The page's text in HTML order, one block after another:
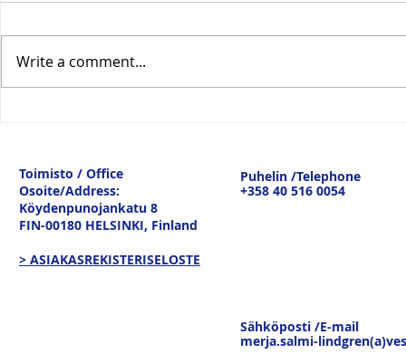
keskustelu
19.3.26
Write a comment...
Toimisto / Office
Osoite/Address:
Köydenpunojankatu 8
FIN-00180 HELSINKI, Finland
> ASIAKASREKISTERISELOSTE
Puhelin /Telephone
+358 40 516 0054
Sähköposti /E-mail
merja.salmi-